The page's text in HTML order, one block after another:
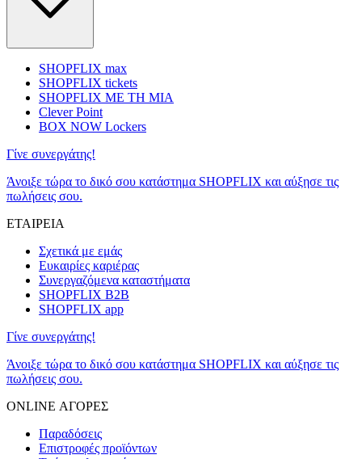
SHOPFLIX max
SHOPFLIX tickets
SHOPFLIX ΜΕ ΤΗ ΜΙΑ
Clever Point
BOX NOW Lockers
Γίνε συνεργάτης!
Άνοιξε τώρα το δικό σου κατάστημα SHOPFLIX και αύξησε τις
πωλήσεις σου.
ΕΤΑΙΡΕΙΑ
Σχετικά με εμάς
Ευκαιρίες καριέρας
Συνεργαζόμενα καταστήματα
SHOPFLIX B2B
SHOPFLIX app
Γίνε συνεργάτης!
Άνοιξε τώρα το δικό σου κατάστημα SHOPFLIX και αύξησε τις
πωλήσεις σου.
ONLINE ΑΓΟΡΕΣ
Παραδόσεις
Επιστροφές προϊόντων